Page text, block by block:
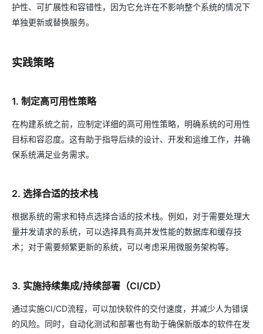
护性、可扩展性和容错性，因为它允许在不影响整个系统的情况下
单独更新或替换服务。
实践策略
1. 制定高可用性策略
在构建系统之前，应制定详细的高可用性策略，明确系统的可用性
目标和容忍度。这有助于指导后续的设计、开发和运维工作，并确
保系统满足业务需求。
2. 选择合适的技术栈
根据系统的需求和特点选择合适的技术栈。例如，对于需要处理大
量并发请求的系统，可以选择具有高并发性能的数据库和缓存技
术；对于需要频繁更新的系统，可以考虑采用微服务架构等。
3. 实施持续集成/持续部署（CI/CD）
通过实施CI/CD流程，可以加快软件的交付速度，并减少人为错误
的风险。同时，自动化测试和部署也有助于确保新版本的软件在发